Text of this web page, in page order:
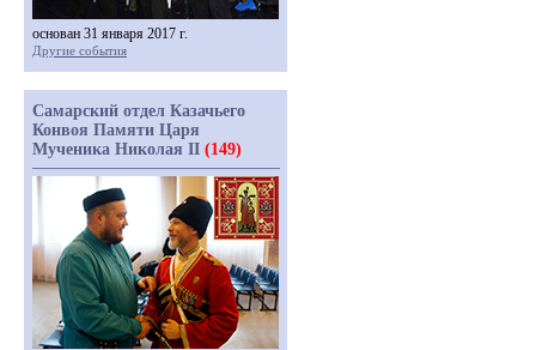
основан 31 января 2017 г.
Другие события
Самарский отдел Казачьего
Конвоя Памяти Царя
Мученика Николая II (149)